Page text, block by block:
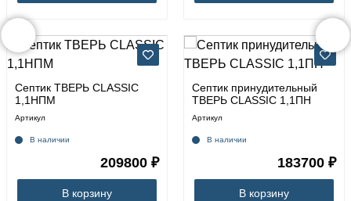
Септик ТВЕРЬ CLASSIC
1,1НПМ
Артикул
В наличии
209800 ₽
В корзину
Септик принудительный
ТВЕРЬ CLASSIC 1,1ПН
Артикул
В наличии
183700 ₽
В корзину